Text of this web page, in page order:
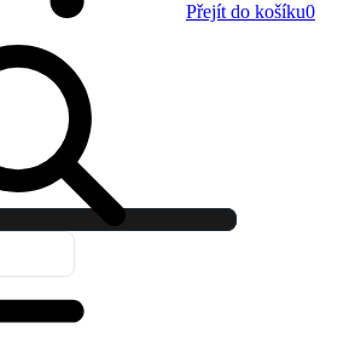
Přejít do košíku0